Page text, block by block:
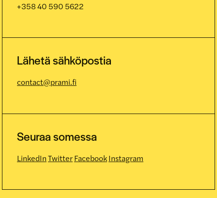
+358 40 590 5622
Lähetä sähköpostia
contact@prami.fi
Seuraa somessa
LinkedInTwitterFacebookInstagram